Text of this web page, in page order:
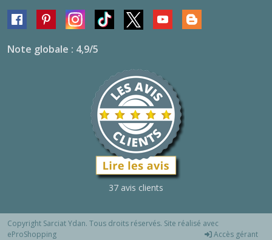
Note globale : 4,9/5
37 avis clients
Copyright Sarciat Ydan. Tous droits réservés. Site réalisé avec
eProShopping
Accès gérant